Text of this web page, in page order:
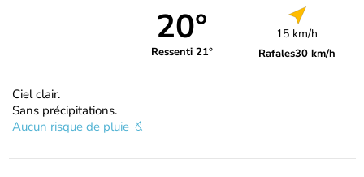
20°
Ressenti 21°
15 km/h
Rafales30 km/h
Ciel clair.
Sans précipitations.
Aucun risque de pluie